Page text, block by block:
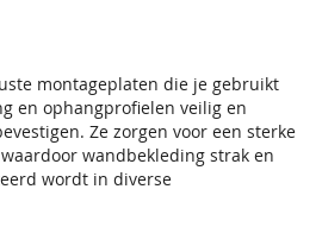
montageplaten die je gebruikt
en ophangprofielen veilig en
Ze zorgen voor een sterke
wandbekleding strak en
wordt in diverse